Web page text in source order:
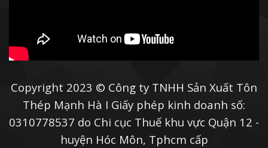
Copyright 2023 © Công ty TNHH Sản Xuất Tôn
Thép Mạnh Hà I Giấy phép kinh doanh số:
0310778537 do Chi cục Thuế khu vực Quận 12 -
huyện Hóc Môn, Tphcm cấp